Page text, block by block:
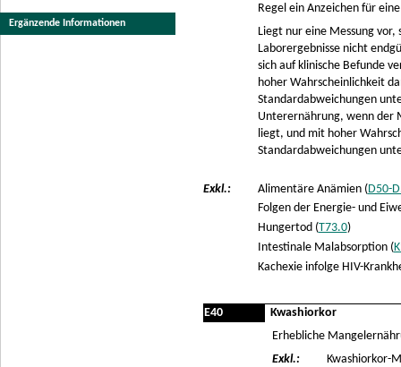
Ergänzende Informationen
Regel ein Anzeichen für
Liegt nur eine Messung
Laborergebnisse nicht
sich auf klinische Befunde
hoher Wahrscheinlichkeit
Standardabweichungen
Unterernährung, wenn der
liegt, und mit hoher
Standardabweichungen
Exkl.: Alimentäre Anämien (D50-
Folgen der Energie- und
Hungertod (T73.0)
Intestinale Malabsorption (
Kachexie infolge HIV-
E40
Kwashiorkor
Erhebliche
Exkl.:
Kwashiorkor-